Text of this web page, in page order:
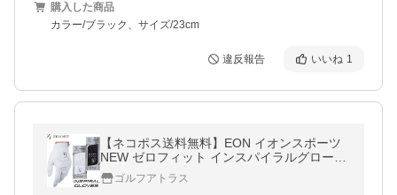
購入した商品
カラー/ブラック、サイズ/23cm
違反報告 いいね 1
【ネコポス送料無料】EON イオンスポーツ
NEW ゼロフィット インスパイラルグローブ
左手用/右手用 メンズ/レディース 新ZEROFI
T ゴルフアトラス